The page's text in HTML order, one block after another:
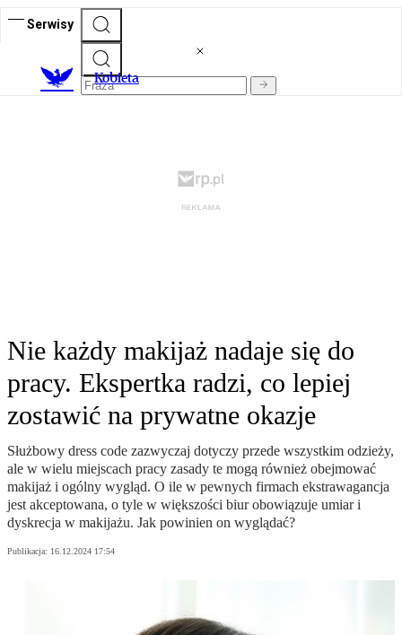
Serwisy
Kobieta
Nie każdy makijaż nadaje się do
pracy. Ekspertka radzi, co lepiej
zostawić na prywatne okazje
Służbowy dress code zazwyczaj dotyczy przede wszystkim odzieży,
ale w wielu miejscach pracy zasady te mogą również obejmować
makijaż i ogólny wygląd. O ile w pewnych firmach ekstrawagancja
jest akceptowana, o tyle w większości biur obowiązuje umiar i
dyskrecja w makijażu. Jak powinien on wyglądać?
Publikacja: 16.12.2024 17:54